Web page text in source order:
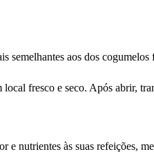
semelhantes aos dos cogumelos
fresco e seco. Após abrir,
nutrientes às suas refeições,